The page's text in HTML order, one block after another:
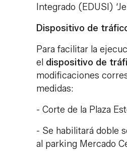
Integrado (EDUSI)
Dispositivo de
Para facilitar la
el dispositivo de
modificaciones
medidas:
- Corte de la Plaza
- Se habilitará doble
al parking Mercado